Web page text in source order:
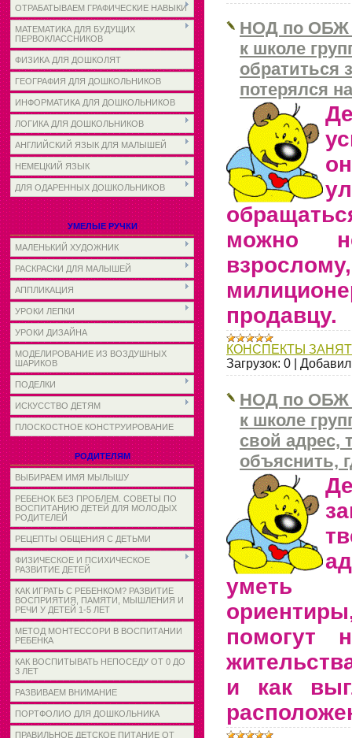
ОТРАБАТЫВАЕМ ГРАФИЧЕСКИЕ НАВЫКИ
МАТЕМАТИКА ДЛЯ БУДУЩИХ
ПЕРВОКЛАССНИКОВ
ФИЗИКА ДЛЯ ДОШКОЛЯТ
ГЕОГРАФИЯ ДЛЯ ДОШКОЛЬНИКОВ
ИНФОРМАТИКА ДЛЯ ДОШКОЛЬНИКОВ
ЛОГИКА ДЛЯ ДОШКОЛЬНИКОВ
АНГЛИЙСКИЙ ЯЗЫК ДЛЯ МАЛЫШЕЙ
НЕМЕЦКИЙ ЯЗЫК
ДЛЯ ОДАРЕННЫХ ДОШКОЛЬНИКОВ
УМЕЛЫЕ РУЧКИ
МАЛЕНЬКИЙ ХУДОЖНИК
РАСКРАСКИ ДЛЯ МАЛЫШЕЙ
АППЛИКАЦИЯ
УРОКИ ЛЕПКИ
УРОКИ ДИЗАЙНА
МОДЕЛИРОВАНИЕ ИЗ ВОЗДУШНЫХ
ШАРИКОВ
ПОДЕЛКИ
ИСКУССТВО ДЕТЯМ
ПЛОСКОСТНОЕ КОНСТРУИРОВАНИЕ
РОДИТЕЛЯМ
ВЫБИРАЕМ ИМЯ МЫЛЫШУ
РЕБЕНОК БЕЗ ПРОБЛЕМ. СОВЕТЫ ПО
ВОСПИТАНИЮ ДЕТЕЙ ДЛЯ МОЛОДЫХ
РОДИТЕЛЕЙ
РЕЦЕПТЫ ОБЩЕНИЯ С ДЕТЬМИ
ФИЗИЧЕСКОЕ И ПСИХИЧЕСКОЕ
РАЗВИТИЕ ДЕТЕЙ
КАК ИГРАТЬ С РЕБЕНКОМ? РАЗВИТИЕ
ВОСПРИЯТИЯ, ПАМЯТИ, МЫШЛЕНИЯ И
РЕЧИ У ДЕТЕЙ 1-5 ЛЕТ
МЕТОД МОНТЕССОРИ В ВОСПИТАНИИ
РЕБЕНКА
КАК ВОСПИТЫВАТЬ НЕПОСЕДУ ОТ 0 ДО
3 ЛЕТ
РАЗВИВАЕМ ВНИМАНИЕ
ПОРТФОЛИО ДЛЯ ДОШКОЛЬНИКА
ПРАВИЛЬНОЕ ДЕТСКОЕ ПИТАНИЕ ОТ
НОД по ОБЖ
к школе
обратиться
потерялся
можно
продавцу.
КОНСПЕКТЫ
Загрузок: 0
НОД по ОБЖ
к школе
свой адрес,
объяснить,
уметь
помогут
и как